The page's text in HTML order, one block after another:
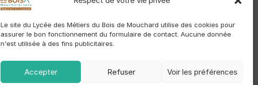
Le site du Lycée des Métiers du Bois de Mouchard utilise des cookies pour
assurer le bon fonctionnement du formulaire de contact. Aucune donnée
n'est utilisée à des fins publicitaires.
Accepter Refuser Voir les préférences